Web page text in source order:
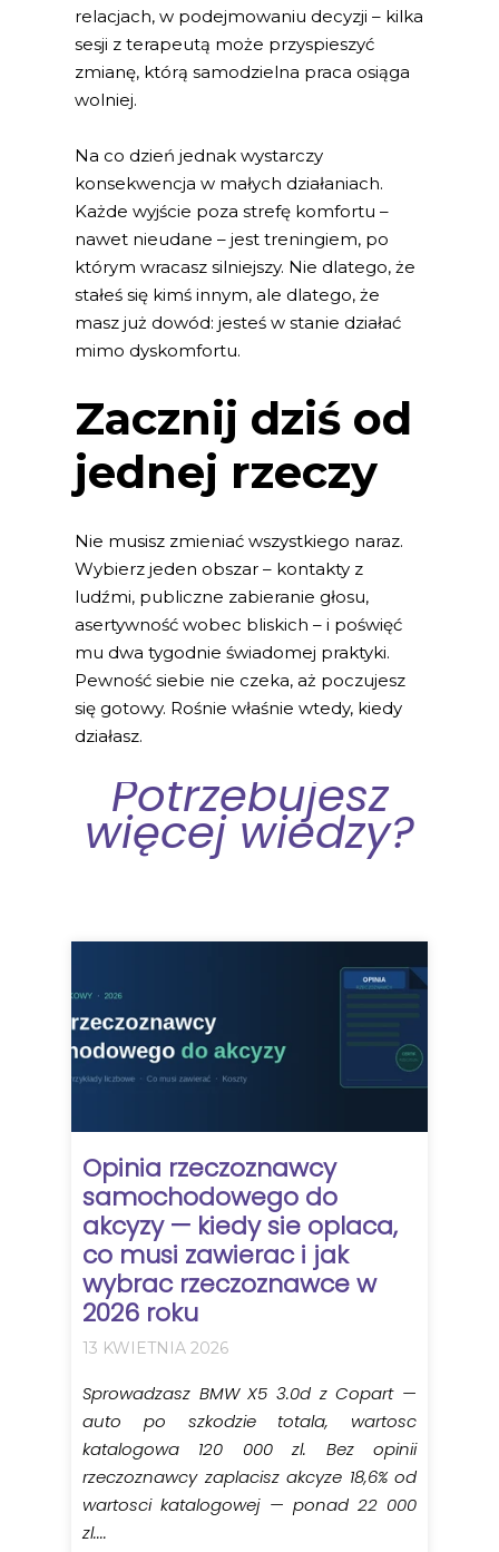
relacjach, w podejmowaniu decyzji – kilka
sesji z terapeutą może przyspieszyć
zmianę, którą samodzielna praca osiąga
wolniej.
Na co dzień jednak wystarczy
konsekwencja w małych działaniach.
Każde wyjście poza strefę komfortu –
nawet nieudane – jest treningiem, po
którym wracasz silniejszy. Nie dlatego, że
stałeś się kimś innym, ale dlatego, że
masz już dowód: jesteś w stanie działać
mimo dyskomfortu.
Zacznij dziś od
jednej rzeczy
Nie musisz zmieniać wszystkiego naraz.
Wybierz jeden obszar – kontakty z
ludźmi, publiczne zabieranie głosu,
asertywność wobec bliskich – i poświęć
mu dwa tygodnie świadomej praktyki.
Pewność siebie nie czeka, aż poczujesz
się gotowy. Rośnie właśnie wtedy, kiedy
działasz.
Potrzebujesz
więcej wiedzy?
Opinia rzeczoznawcy
samochodowego do
akcyzy — kiedy sie oplaca,
co musi zawierac i jak
wybrac rzeczoznawce w
2026 roku
13 KWIETNIA 2026
Sprowadzasz BMW X5 3.0d z Copart —
auto po szkodzie totala, wartosc
katalogowa 120 000 zl. Bez opinii
rzeczoznawcy zaplacisz akcyze 18,6% od
wartosci katalogowej — ponad 22 000
zl....